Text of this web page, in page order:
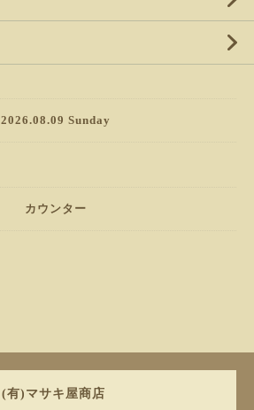
2026.08.09 Sunday
カウンター
(有)マサキ屋商店